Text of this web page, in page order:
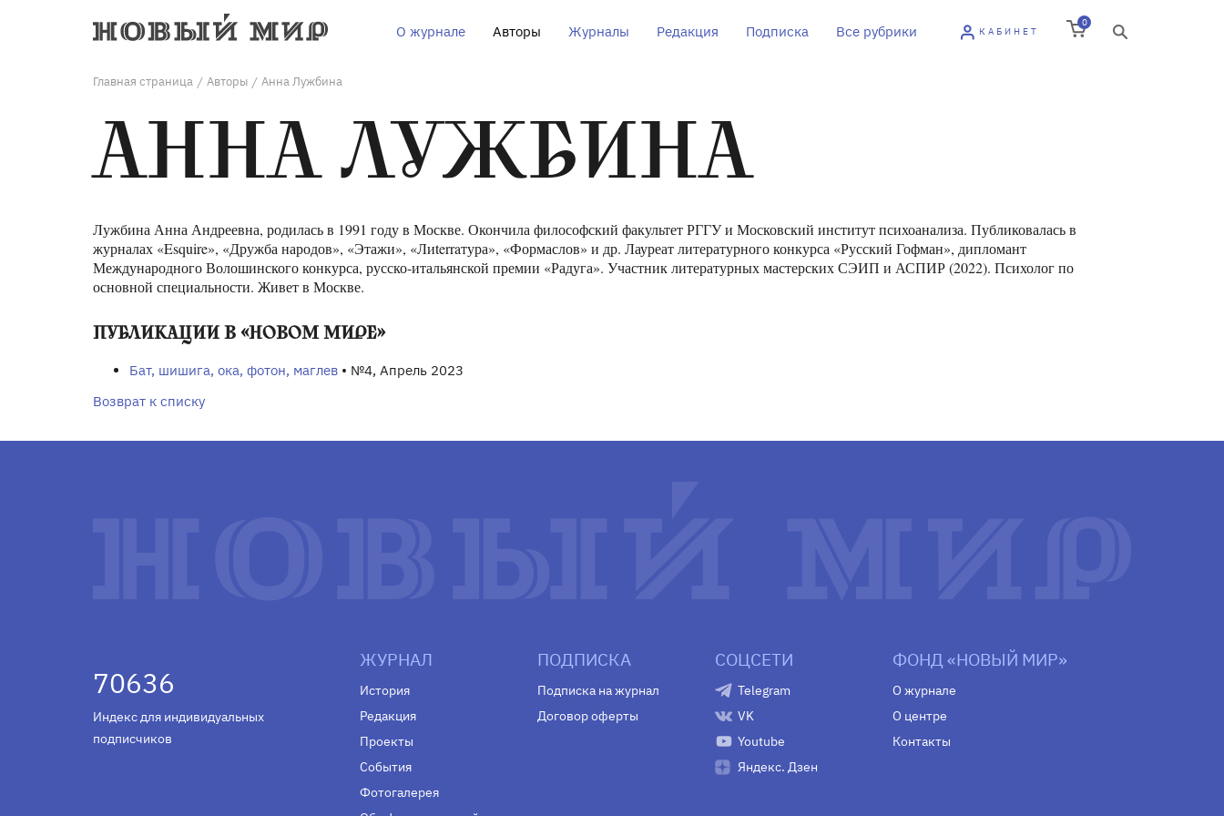
О журнале Авторы Журналы Редакция Подписка Все рубрики КАБИНЕТ
0
Главная страница / Авторы / Анна Лужбина
АННА ЛУЖБИНА
Лужбина Анна Андреевна, родилась в 1991 году в Москве. Окончила философский факультет РГГУ и Московский институт психоанализа. Публиковалась в
журналах «Esquire», «Дружба народов», «Этажи», «Лиterraтура», «Формаслов» и др. Лауреат литературного конкурса «Русский Гофман», дипломант
Международного Волошинского конкурса, русско-итальянской премии «Радуга». Участник литературных мастерских СЭИП и АСПИР (2022). Психолог по
основной специальности. Живет в Москве.
ПУБЛИКАЦИИ В «НОВОМ МИРЕ»
Бат, шишига, ока, фотон, маглев • №4, Апрель 2023
Возврат к списку
70636
Индекс для индивидуальных
подписчиков
ЖУРНАЛ
История
Редакция
Проекты
События
Фотогалерея
ПОДПИСКА
Подписка на журнал
Договор оферты
СОЦСЕТИ
Telegram
VK
Youtube
Яндекс. Дзен
ФОНД «НОВЫЙ МИР»
О журнале
О центре
Контакты